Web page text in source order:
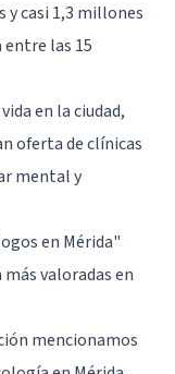
y casi 1,3 millones
las 15
en la ciudad,
oferta de clínicas
mental y
en Mérida"
valoradas en
mencionamos